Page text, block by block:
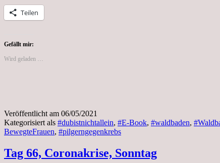
Teilen
Gefällt mir:
Wird geladen …
Veröffentlicht am 06/05/2021
Kategorisiert als #dubistnichtallein, #E-Book, #waldbaden,
BewegteFrauen, #pilgerngegenkrebs
Tag 66, Coronakrise, Sonntag